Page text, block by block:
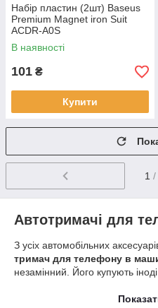
Набір пластин (2шт) Baseus
Premium Magnet iron Suit
ACDR-A0S
В наявності
101 ₴
Купити
1 /
Автотримачі
З усіх автомобільних
тримач для телефону в
незамінний. Його купують
постійним супутником